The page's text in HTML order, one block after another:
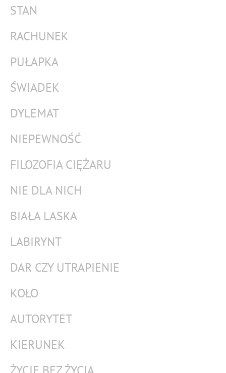
STAN
RACHUNEK
PUŁAPKA
ŚWIADEK
DYLEMAT
NIEPEWNOŚĆ
FILOZOFIA CIĘŻARU
NIE DLA NICH
BIAŁA LASKA
LABIRYNT
DAR CZY UTRAPIENIE
KOŁO
AUTORYTET
KIERUNEK